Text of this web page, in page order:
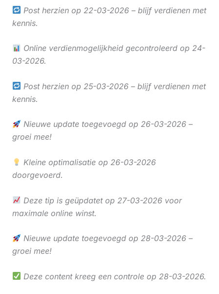
Post herzien op 22-03-2026 – blijf verdienen met
kennis.
Online verdienmogelijkheid gecontroleerd op 24-
03-2026.
Post herzien op 25-03-2026 – blijf verdienen met
kennis.
Nieuwe update toegevoegd op 26-03-2026 –
groei mee!
Kleine optimalisatie op 26-03-2026
doorgevoerd.
Deze tip is geüpdatet op 27-03-2026 voor
maximale online winst.
Nieuwe update toegevoegd op 28-03-2026 –
groei mee!
Deze content kreeg een controle op 28-03-2026.